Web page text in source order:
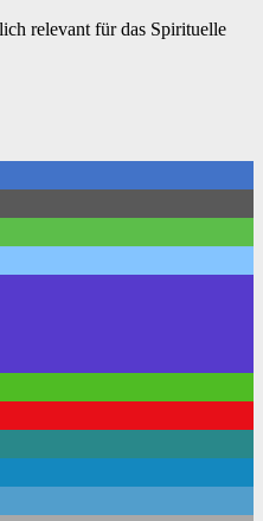
relevant für das Spirituelle